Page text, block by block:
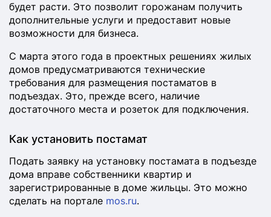
будет расти. Это позволит горожанам получить
дополнительные услуги и предоставит новые
возможности для бизнеса.
С марта этого года в проектных решениях жилых
домов предусматриваются технические
требования для размещения постаматов в
подъездах. Это, прежде всего, наличие
достаточного места и розеток для подключения.
Как установить постамат
Подать заявку на установку постамата в подъезде
дома вправе собственники квартир и
зарегистрированные в доме жильцы. Это можно
сделать на портале mos.ru.